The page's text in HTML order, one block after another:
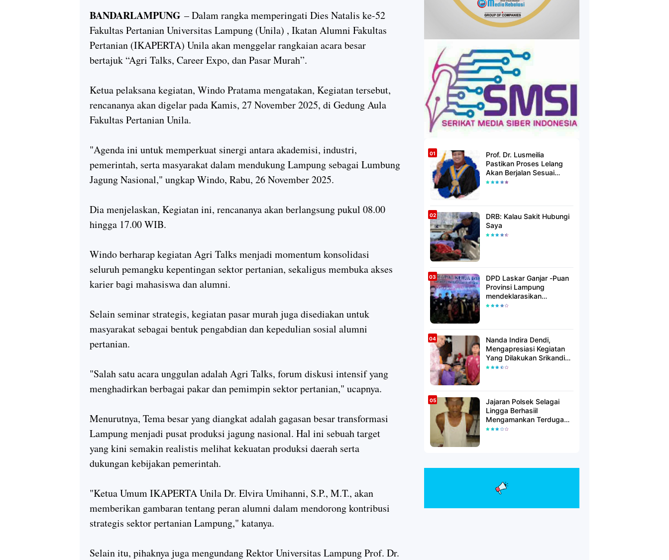
BANDARLAMPUNG – Dalam rangka memperingati Dies Natalis ke-52
Fakultas Pertanian Universitas Lampung (Unila) , Ikatan Alumni Fakultas
Pertanian (IKAPERTA) Unila akan menggelar rangkaian acara besar
bertajuk “Agri Talks, Career Expo, dan Pasar Murah”.
Ketua pelaksana kegiatan, Windo Pratama mengatakan, Kegiatan tersebut,
rencananya akan digelar pada Kamis, 27 November 2025, di Gedung Aula
Fakultas Pertanian Unila.
"Agenda ini untuk memperkuat sinergi antara akademisi, industri,
pemerintah, serta masyarakat dalam mendukung Lampung sebagai Lumbung
Jagung Nasional," ungkap Windo, Rabu, 26 November 2025.
Dia menjelaskan, Kegiatan ini, rencananya akan berlangsung pukul 08.00
hingga 17.00 WIB.
Windo berharap kegiatan Agri Talks menjadi momentum konsolidasi
seluruh pemangku kepentingan sektor pertanian, sekaligus membuka akses
karier bagi mahasiswa dan alumni.
Selain seminar strategis, kegiatan pasar murah juga disediakan untuk
masyarakat sebagai bentuk pengabdian dan kepedulian sosial alumni
pertanian.
"Salah satu acara unggulan adalah Agri Talks, forum diskusi intensif yang
menghadirkan berbagai pakar dan pemimpin sektor pertanian," ucapnya.
Menurutnya, Tema besar yang diangkat adalah gagasan besar transformasi
Lampung menjadi pusat produksi jagung nasional. Hal ini sebuah target
yang kini semakin realistis melihat kekuatan produksi daerah serta
dukungan kebijakan pemerintah.
"Ketua Umum IKAPERTA Unila Dr. Elvira Umihanni, S.P., M.T., akan
memberikan gambaran tentang peran alumni dalam mendorong kontribusi
strategis sektor pertanian Lampung," katanya.
Selain itu, pihaknya juga mengundang Rektor Universitas Lampung Prof. Dr.
Prof. Dr. Lusmeilia
Pastikan Proses Lelang
Akan Berjalan Sesuai
Aturan
DRB: Kalau Sakit Hubungi
Saya
DPD Laskar Ganjar -Puan
Provinsi Lampung
mendeklarasikan
Mendukung Ganjar-Puan
Nanda Indira Dendi,
Mengapresiasi Kegiatan
Yang Dilakukan Srikandi
Dermawan
Jajaran Polsek Selagai
Lingga Berhasiil
Mengamankan Terduga
Pelaku Pencabulan Anak